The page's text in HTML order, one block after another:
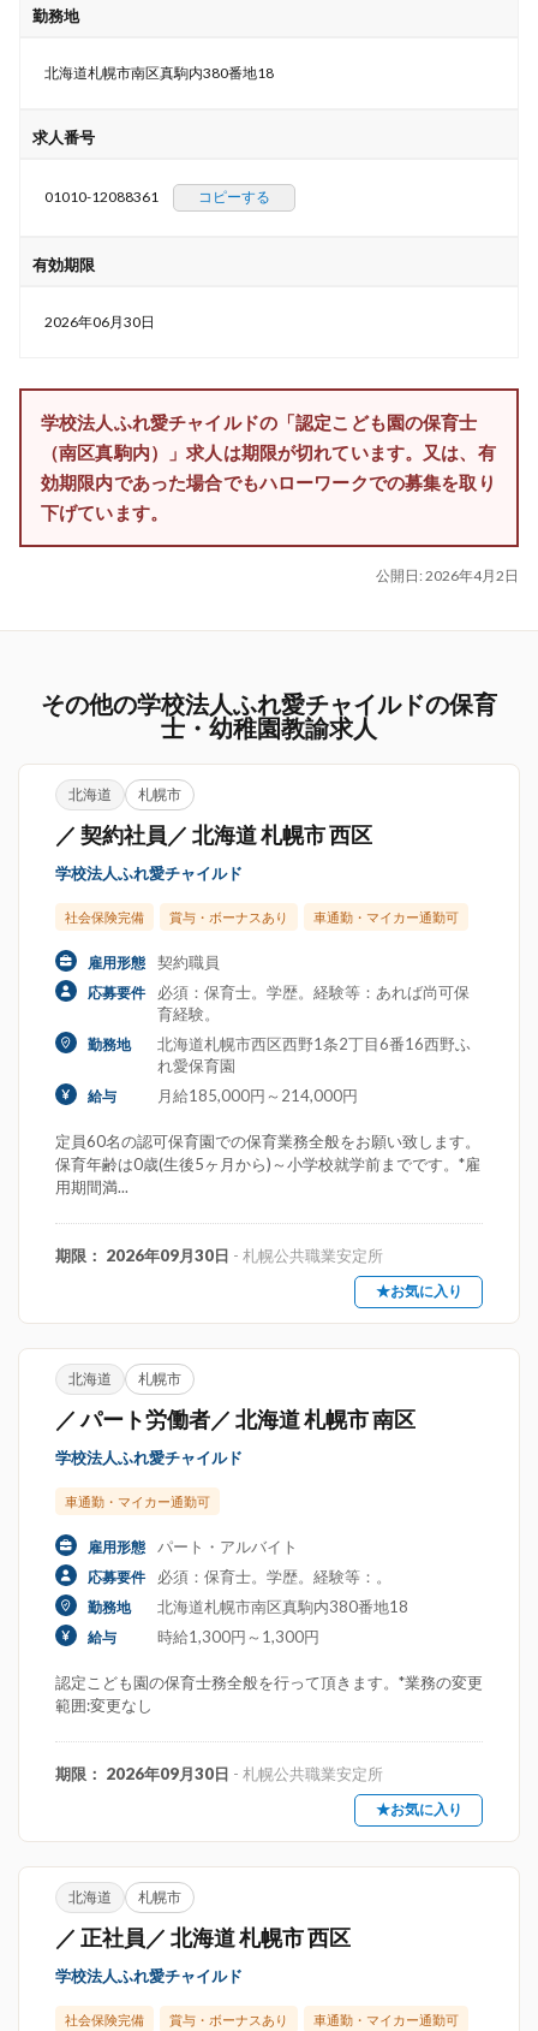
勤務地
北海道札幌市南区真駒内380番地18
求人番号
01010-12088361 コピーする
有効期限
2026年06月30日
学校法人ふれ愛チャイルドの「認定こども園の保育士
（南区真駒内）」求人は期限が切れています。又は、有
効期限内であった場合でもハローワークでの募集を取り
下げています。
公開日: 2026年4月2日
その他の学校法人ふれ愛チャイルドの保育
士・幼稚園教諭求人
北海道 札幌市
／ 契約社員／ 北海道 札幌市 西区
学校法人ふれ愛チャイルド
社会保険完備 賞与・ボーナスあり 車通勤・マイカー通勤可
雇用形態 契約職員
応募要件
必須：保育士。学歴。経験等：あれば尚可保
育経験。
勤務地
北海道札幌市西区西野1条2丁目6番16西野ふ
れ愛保育園
給与 月給185,000円～214,000円
定員60名の認可保育園での保育業務全般をお願い致します。
保育年齢は0歳(生後5ヶ月から)～小学校就学前までです。*雇
用期間満...
期限： 2026年09月30日 - 札幌公共職業安定所
★お気に入り
北海道 札幌市
／ パート労働者／ 北海道 札幌市 南区
学校法人ふれ愛チャイルド
車通勤・マイカー通勤可
雇用形態 パート・アルバイト
応募要件 必須：保育士。学歴。経験等：。
勤務地 北海道札幌市南区真駒内380番地18
給与 時給1,300円～1,300円
認定こども園の保育士務全般を行って頂きます。*業務の変更
範囲:変更なし
期限： 2026年09月30日 - 札幌公共職業安定所
★お気に入り
北海道 札幌市
／ 正社員／ 北海道 札幌市 西区
学校法人ふれ愛チャイルド
社会保険完備 賞与・ボーナスあり 車通勤・マイカー通勤可